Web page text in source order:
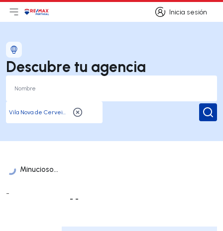
Inicia sesión
Inicia sesión
Abrir el menú principal
Logotipo
Descubre tu agencia
Minucioso...
Lista de oficinas
-
- -